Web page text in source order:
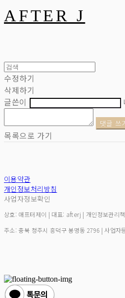
AFTER J
수정하기
삭제하기
글쓴이
댓글 쓰
목록으로 가기
이용약관
개인정보처리방침
사업자정보확인
상호: 애프터제이 | 대표: afterj | 개인정보관
주소: 충북 청주시 흥덕구 봉명동 2796 | 사업자